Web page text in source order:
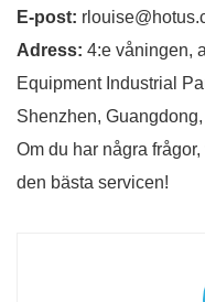
E-post:
Adress: 4:e våningen,
Equipment Industrial
Shenzhen,
Om du har några
den bästa servicen!